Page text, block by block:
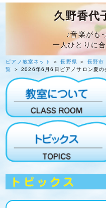
久野香代
♪音楽がも
一人ひとりに
ピアノ教室ネット ＞長野県 ＞ 長野市
覧
＞ 2026年6月6日ピアノサロン夏の